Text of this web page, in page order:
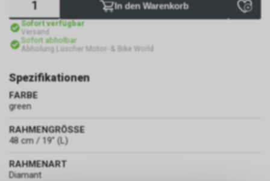
In den Warenkorb
Sofort verfügbar
Versand
Sofort abholbar
Abholung Lüscher Motor- & Bike World
Spezifikationen
FARBE
green
RAHMENGRÖSSE
48 cm / 19" (L)
RAHMENART
Diamant